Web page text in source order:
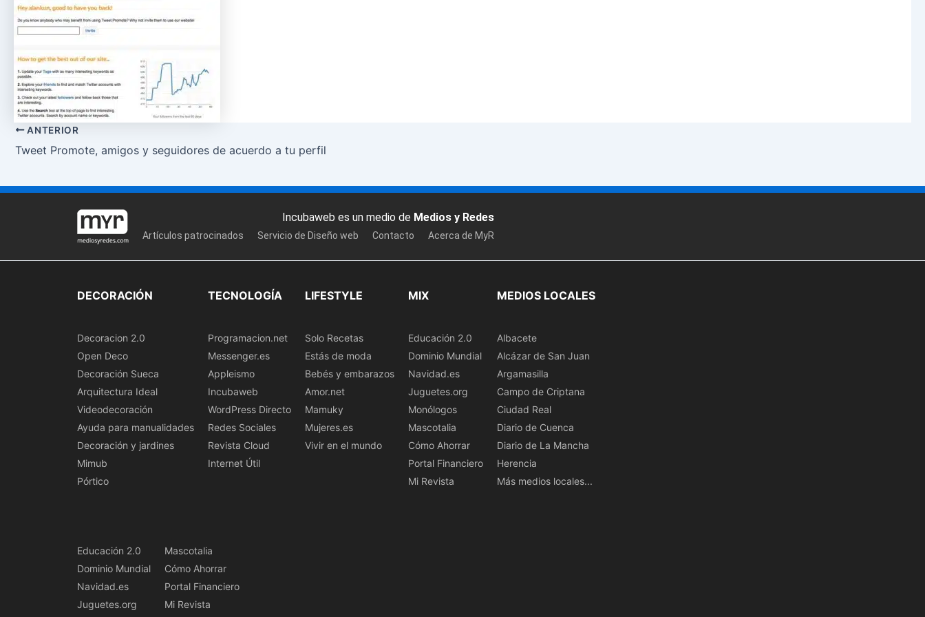
ANTERIOR
Tweet Promote, amigos y seguidores de acuerdo a tu perfil
Incubaweb es un medio de Medios y Redes
Artículos patrocinados Servicio de Diseño web Contacto Acerca de MyR
DECORACIÓN
Decoracion 2.0
Open Deco
Decoración Sueca
Arquitectura Ideal
Videodecoración
Ayuda para manualidades
Decoración y jardines
Mimub
Pórtico
TECNOLOGÍA
Programacion.net
Messenger.es
Appleismo
Incubaweb
WordPress Directo
Redes Sociales
Revista Cloud
Internet Útil
LIFESTYLE
Solo Recetas
Estás de moda
Bebés y embarazos
Amor.net
Mamuky
Mujeres.es
Vivir en el mundo
MIX
Educación 2.0
Dominio Mundial
Navidad.es
Juguetes.org
Monólogos
Mascotalia
Cómo Ahorrar
Portal Financiero
Mi Revista
MEDIOS LOCALES
Albacete
Alcázar de San Juan
Argamasilla
Campo de Criptana
Ciudad Real
Diario de Cuenca
Diario de La Mancha
Herencia
Más medios locales...
Educación 2.0
Dominio Mundial
Navidad.es
Juguetes.org
Mascotalia
Cómo Ahorrar
Portal Financiero
Mi Revista